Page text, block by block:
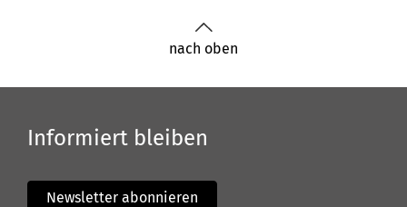
nach oben
Informiert bleiben
Newsletter abonnieren